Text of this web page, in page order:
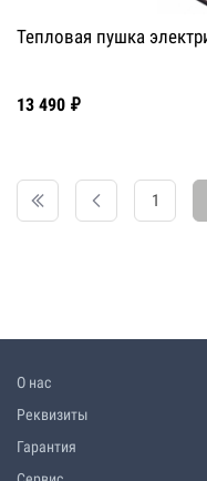
Тепловая пушка
13 490 ₽
1
О нас
Реквизиты
Гарантия